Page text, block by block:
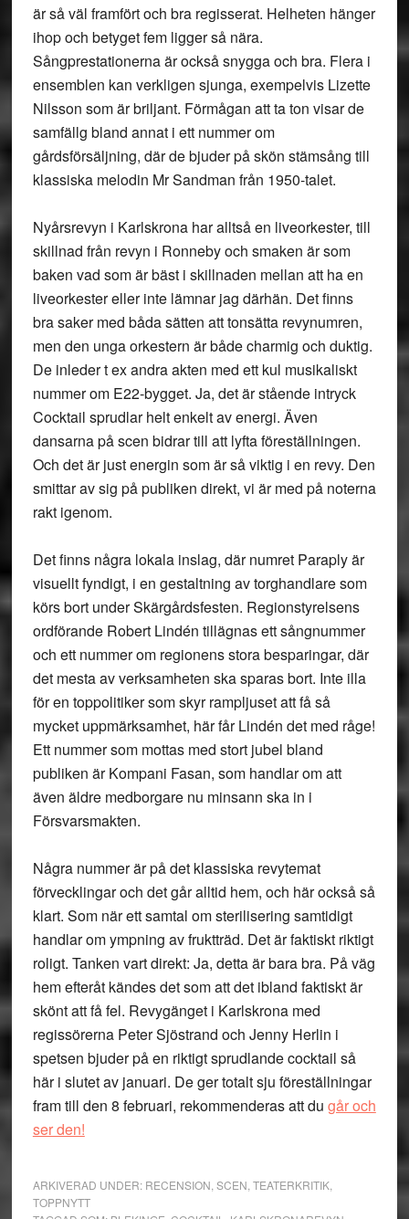
är så väl framfört och bra regisserat. Helheten hänger
ihop och betyget fem ligger så nära.
Sångprestationerna är också snygga och bra. Flera i
ensemblen kan verkligen sjunga, exempelvis Lizette
Nilsson som är briljant. Förmågan att ta ton visar de
samfällg bland annat i ett nummer om
gårdsförsäljning, där de bjuder på skön stämsång till
klassiska melodin Mr Sandman från 1950-talet.
Nyårsrevyn i Karlskrona har alltså en liveorkester, till
skillnad från revyn i Ronneby och smaken är som
baken vad som är bäst i skillnaden mellan att ha en
liveorkester eller inte lämnar jag därhän. Det finns
bra saker med båda sätten att tonsätta revynumren,
men den unga orkestern är både charmig och duktig.
De inleder t ex andra akten med ett kul musikaliskt
nummer om E22-bygget. Ja, det är stående intryck
Cocktail sprudlar helt enkelt av energi. Även
dansarna på scen bidrar till att lyfta föreställningen.
Och det är just energin som är så viktig i en revy. Den
smittar av sig på publiken direkt, vi är med på noterna
rakt igenom.
Det finns några lokala inslag, där numret Paraply är
visuellt fyndigt, i en gestaltning av torghandlare som
körs bort under Skärgårdsfesten. Regionstyrelsens
ordförande Robert Lindén tillägnas ett sångnummer
och ett nummer om regionens stora besparingar, där
det mesta av verksamheten ska sparas bort. Inte illa
för en toppolitiker som skyr rampljuset att få så
mycket uppmärksamhet, här får Lindén det med råge!
Ett nummer som mottas med stort jubel bland
publiken är Kompani Fasan, som handlar om att
även äldre medborgare nu minsann ska in i
Försvarsmakten.
Några nummer är på det klassiska revytemat
förvecklingar och det går alltid hem, och här också så
klart. Som när ett samtal om sterilisering samtidigt
handlar om ympning av fruktträd. Det är faktiskt riktigt
roligt. Tanken vart direkt: Ja, detta är bara bra. På väg
hem efteråt kändes det som att det ibland faktiskt är
skönt att få fel. Revygänget i Karlskrona med
regissörerna Peter Sjöstrand och Jenny Herlin i
spetsen bjuder på en riktigt sprudlande cocktail så
här i slutet av januari. De ger totalt sju föreställningar
fram till den 8 februari, rekommenderas att du går och
ser den!
ARKIVERAD UNDER: RECENSION SCEN TEATERKRITIK,
TOPPNYTT